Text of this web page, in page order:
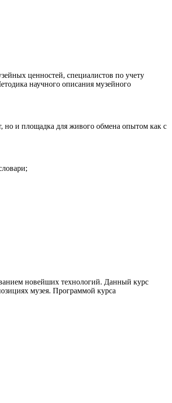
ценностей, специалистов по учету
научного описания музейного
но и площадка для живого обмена опытом как с
новейших технологий. Данный курс
музея. Программой курса